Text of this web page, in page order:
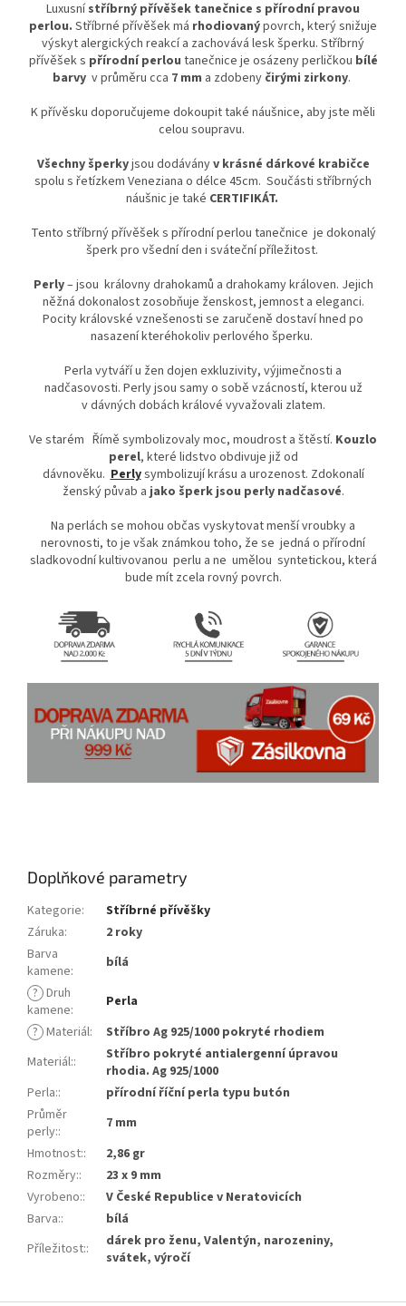
Luxusnístříbrný přívěšek tanečnice s přírodní pravou
perlou. Stříbrné přívěšek má rhodiovanýpovrch, který snižuje
výskyt alergických reakcí a zachovává lesk šperku. Stříbrný
přívěšek s přírodní perlou tanečnice je osázeny perličkou bílé
barvy v průměru cca 7 mm a zdobeny čirými zirkony.
K přívěsku doporučujeme dokoupit také náušnice, aby jste měli
celou soupravu.
Všechny šperkyjsou dodáványv krásné dárkové krabičce
spolu s řetízkem Veneziana o délce 45cm. Součásti stříbrných
náušnic je také CERTIFIKÁT.
Tento stříbrný přívěšek s přírodní perlou tanečnice je dokonalý
šperk pro všední den i sváteční příležitost.
Perly– jsou královny drahokamů a drahokamy královen. Jejich
něžná dokonalost zosobňuje ženskost, jemnost a eleganci.
Pocity královské vznešenosti se zaručeně dostaví hned po
nasazení kteréhokoliv perlového šperku.
Perla vytváří u žen dojen exkluzivity, výjimečnosti a
nadčasovosti. Perly jsou samy o sobě vzácností, kterou už
v dávných dobách králové vyvažovali zlatem.
Ve starém Římě symbolizovaly moc, moudrost a štěstí. Kouzlo
perel, které lidstvo obdivuje již od
dávnověku. Perlysymbolizují krásu a urozenost. Zdokonalí
ženský půvab ajako šperk jsou perly nadčasové.
Na perlách se mohou občas vyskytovat menší vroubky a
nerovnosti, to je však známkou toho, že se jedná o přírodní
sladkovodní kultivovanou perlu a ne umělou syntetickou, která
bude mít zcela rovný povrch.
Doplňkové parametry
Kategorie:
Stříbrné přívěšky
Záruka:
2 roky
Barva
kamene:
bílá
? Druh
kamene:
Perla
? Materiál:
Stříbro Ag 925/1000 pokryté rhodiem
Materiál::
Stříbro pokryté antialergenní úpravou
rhodia. Ag 925/1000
Perla::
přírodní říční perla typu butón
Průměr
perly::
7 mm
Hmotnost::
2,86 gr
Rozměry::
23 x 9 mm
Vyrobeno::
V České Republice v Neratovicích
Barva::
bílá
Příležitost::
dárek pro ženu, Valentýn, narozeniny,
svátek, výročí